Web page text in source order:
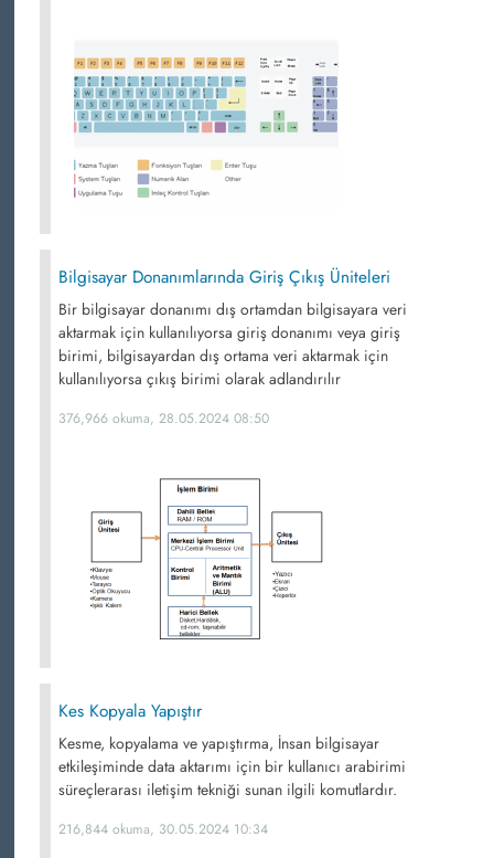
Bilgisayar Donanımlarında Giriş Çıkış Üniteleri
Bir bilgisayar donanımı dış ortamdan bilgisayara veri
aktarmak için kullanılıyorsa giriş donanımı veya giriş
birimi, bilgisayardan dış ortama veri aktarmak için
kullanılıyorsa çıkış birimi olarak adlandırılır
376,966 okuma, 28.05.2024 08:50
Kes Kopyala Yapıştır
Kesme, kopyalama ve yapıştırma, İnsan bilgisayar
etkileşiminde data aktarımı için bir kullanıcı arabirimi
süreçlerarası iletişim tekniği sunan ilgili komutlardır.
216,844 okuma, 30.05.2024 10:34